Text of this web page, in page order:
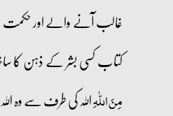
غالب آنے والے اور
کتاب کسی بشر کے ذہن کا
مِنَ اللّٰہِاللہ کی طرف سے وہ